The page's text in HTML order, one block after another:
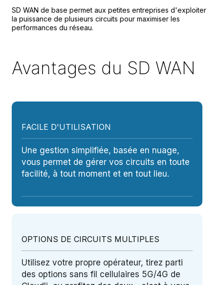
SD WAN de base permet aux petites entreprises d'exploiter
la puissance de plusieurs circuits pour maximiser les
performances du réseau.
Avantages du SD WAN
FACILE D'UTILISATION
Une gestion simplifiée, basée en nuage,
vous permet de gérer vos circuits en toute
facilité, à tout moment et en tout lieu.
OPTIONS DE CIRCUITS MULTIPLES
Utilisez votre propre opérateur, tirez parti
des options sans fil cellulaires 5G/4G de